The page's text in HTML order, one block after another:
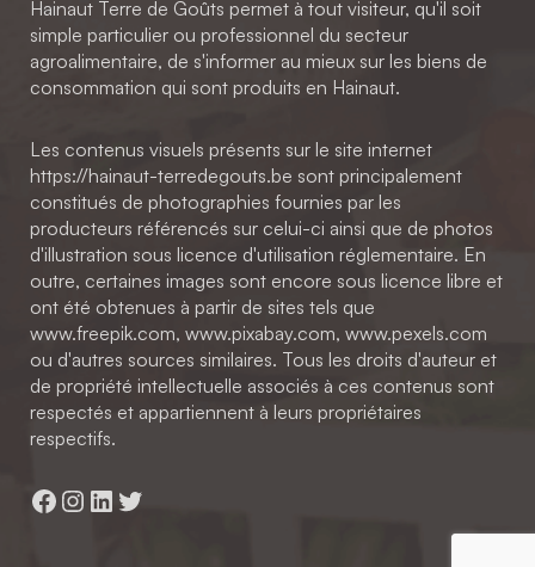
Hainaut Terre de Goûts permet à tout visiteur, qu'il soit
simple particulier ou professionnel du secteur
agroalimentaire, de s'informer au mieux sur les biens de
consommation qui sont produits en Hainaut.
Les contenus visuels présents sur le site internet
https://hainaut-terredegouts.be sont principalement
constitués de photographies fournies par les
producteurs référencés sur celui-ci ainsi que de photos
d'illustration sous licence d'utilisation réglementaire. En
outre, certaines images sont encore sous licence libre et
ont été obtenues à partir de sites tels que
www.freepik.com, www.pixabay.com, www.pexels.com
ou d'autres sources similaires. Tous les droits d'auteur et
de propriété intellectuelle associés à ces contenus sont
respectés et appartiennent à leurs propriétaires
respectifs.
Facebook
Instagram
LinkedIn
Twitter